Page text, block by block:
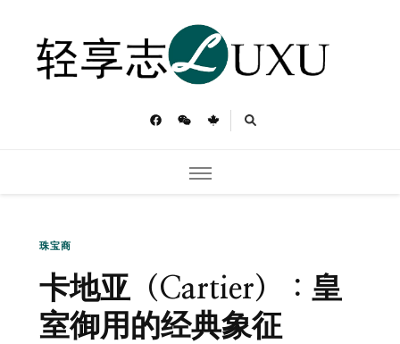
珠宝商
卡地亚（Cartier）：皇
室御用的经典象征